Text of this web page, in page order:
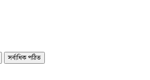
সর্বাধিক পঠিত